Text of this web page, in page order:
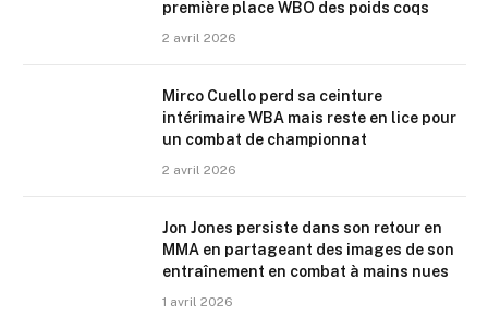
première place WBO des poids coqs
2 avril 2026
Mirco Cuello perd sa ceinture
intérimaire WBA mais reste en lice pour
un combat de championnat
2 avril 2026
Jon Jones persiste dans son retour en
MMA en partageant des images de son
entraînement en combat à mains nues
1 avril 2026